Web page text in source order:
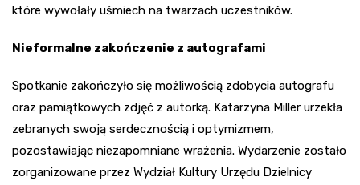
które wywołały uśmiech na twarzach uczestników.
Nieformalne zakończenie z autografami
Spotkanie zakończyło się możliwością zdobycia autografu
oraz pamiątkowych zdjęć z autorką. Katarzyna Miller urzekła
zebranych swoją serdecznością i optymizmem,
pozostawiając niezapomniane wrażenia. Wydarzenie zostało
zorganizowane przez Wydział Kultury Urzędu Dzielnicy